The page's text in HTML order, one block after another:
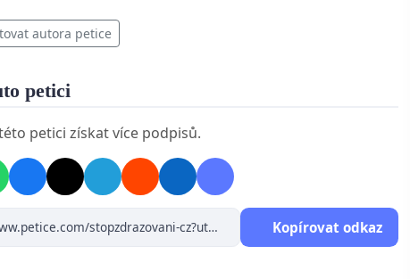
autora petice
petici
petici získat více podpisů.
Kopírovat odkaz